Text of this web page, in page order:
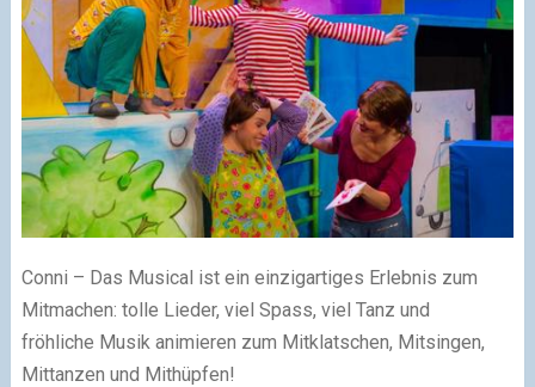
Conni – Das Musical ist ein einzigartiges Erlebnis zum
Mitmachen: tolle Lieder, viel Spass, viel Tanz und
fröhliche Musik animieren zum Mitklatschen, Mitsingen,
Mittanzen und Mithüpfen!